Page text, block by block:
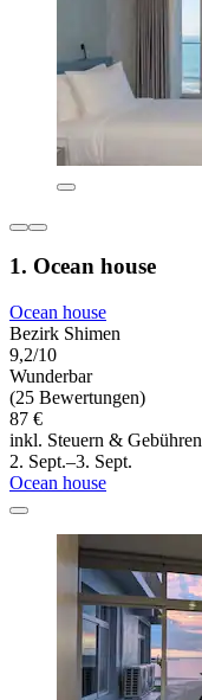
1. Ocean house
Ocean house
Bezirk Shimen
9,2/10
Wunderbar
(25 Bewertungen)
87 €
inkl. Steuern & Gebühren
2. Sept.–3. Sept.
Ocean house